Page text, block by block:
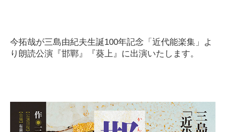
今拓哉が三島由紀夫生誕100年記念「近代能楽集」よ
り朗読公演『邯鄲』『葵上』に出演いたします。